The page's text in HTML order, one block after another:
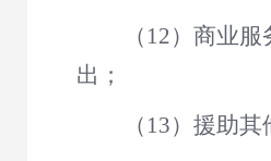
（12）商业
出；
（13）援助